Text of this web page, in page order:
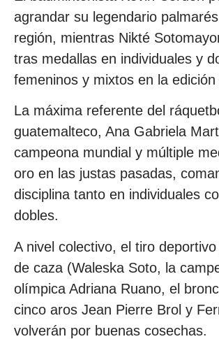
agrandar su legendario
región, mientras Nikté
tras medallas en individuales y
femeninos y mixtos en la edición
La máxima referente del
guatemalteco, Ana Gabriela
campeona mundial y múltiple
oro en las justas pasadas,
disciplina tanto en individuales
dobles.
A nivel colectivo, el tiro
de caza (Waleska Soto, la
olímpica Adriana Ruano, el
cinco aros Jean Pierre Brol y
volverán por buenas cosechas.